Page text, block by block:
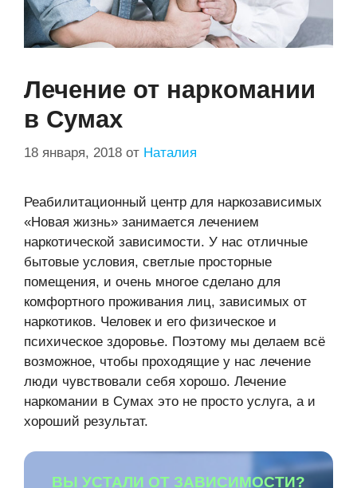
Лечение от наркомании
в Сумах
18 января, 2018 от Наталия
Реабилитационный центр для наркозависимых
«Новая жизнь» занимается лечением
наркотической зависимости. У нас отличные
бытовые условия, светлые просторные
помещения, и очень многое сделано для
комфортного проживания лиц, зависимых от
наркотиков. Человек и его физическое и
психическое здоровье. Поэтому мы делаем всё
возможное, чтобы проходящие у нас лечение
люди чувствовали себя хорошо. Лечение
наркомании в Сумах это не просто услуга, а и
хороший результат.
ВЫ УСТАЛИ ОТ ЗАВИСИМОСТИ?